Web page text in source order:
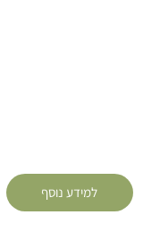
למידע נוסף